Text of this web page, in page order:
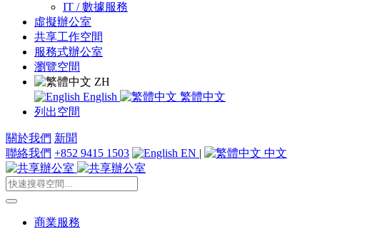
IT / 數據服務
虛擬辦公室
共享工作空間
服務式辦公室
瀏覽空間
ZH
English
繁體中文
列出空間
關於我們 新聞
聯絡我們 +852 9415 1503 EN | 中文
商業服務